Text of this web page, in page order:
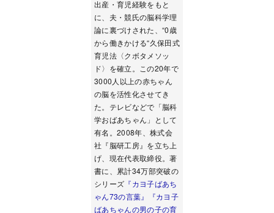
出産・育児経験をもと
に、夫・競氏の脳科学理
論に裏づけされた、“0歳
から働きかける“久保田式
育児法〈クボタメソッ
ド〉を確立。この20年で
3000人以上の赤ちゃん
の脳を活性化させてき
た。テレビなどで「脳科
学おばあちゃん」として
有名。2008年、株式会
社『脳研工房』を立ち上
げ、現在代表取締役。著
書に、累計34万部突破の
シリーズ 『カヨ子ばあち
ゃん73の言葉』
『カヨ子
ばあちゃんの男の子の育